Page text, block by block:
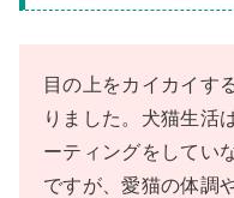
目の上をカイカイす
りました。犬猫生活
ーティングをしてい
ですが、愛猫の体調